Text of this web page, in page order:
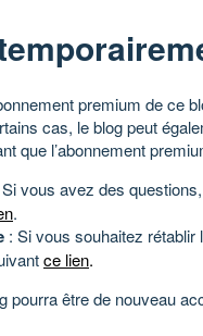
premium de ce
cas, le blog peut
que l’abonnement
vous avez des
.
: Si vous souhaitez rétablir
ce lien.
pourra être de nouveau